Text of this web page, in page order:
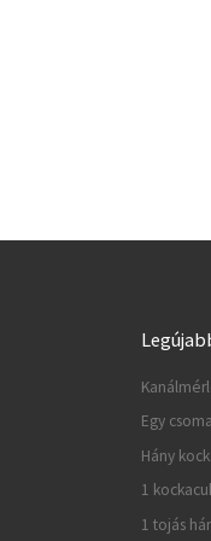
Egy
Hány
1
1 tojás